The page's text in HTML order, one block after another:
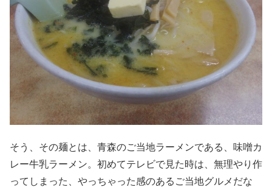
そう、その麺とは、青森のご当地ラーメンである、味噌カ
レー牛乳ラーメン。初めてテレビで見た時は、無理やり作
ってしまった、やっちゃった感のあるご当地グルメだな